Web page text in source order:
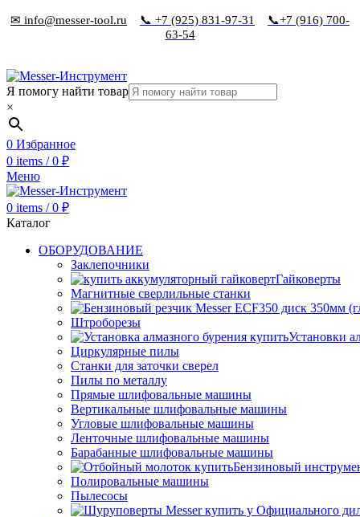
✉ info@messer-tool.ru 📞 +7 (925) 831-97-31
📞+7 (916) 700-
63-54
Я помогу найти товар
×
0 Избранное
0 items / 0 ₽
Меню
0 items / 0 ₽
Каталог
ОБОРУДОВАНИЕ
Заклепочники
Гайковерты
Магнитные сверлильные станки
Штроборезы
Установки
Циркулярные пилы
Станки для заточки сверел
Пилы по металлу
Прямые шлифовальные машины
Вертикальные шлифовальные машины
Угловые шлифовальные машины
Ленточные шлифовальные машины
Барабанные шлифовальные машины
Бензиновый
Полировальные машины
Пылесосы